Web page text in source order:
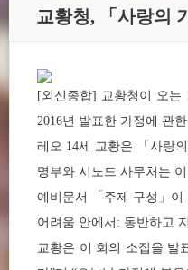
교황청, 「사랑의
[외신종합] 교황청이 오는
2016년 발표한 가정에 관
레오 14세 교황은 「사랑
명부와 시노드 사무처는
예비문서 「주제 구성」
어려움 안에서: 동반하고
교황은 이 회의 소집을 발